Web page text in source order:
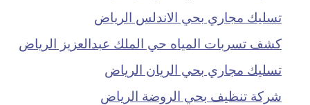
تسليك مجاري بحي الاندلس الرياض
كشف تسربات المياه حي الملك عبدالعزيز الرياض
تسليك مجاري بحي الريان الرياض
شركة تنظيف بحي الروضة الرياض